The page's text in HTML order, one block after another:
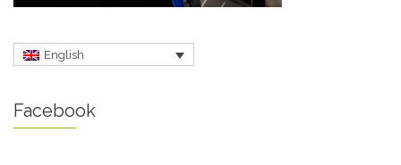
English
Facebook